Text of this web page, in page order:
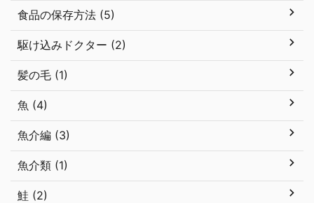
食品の保存方法 (5)
駆け込みドクター (2)
髪の毛 (1)
魚 (4)
魚介編 (3)
魚介類 (1)
鮭 (2)